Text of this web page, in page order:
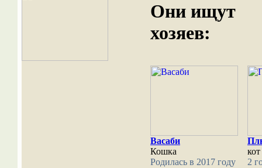
Они ищут
хозяев:
Васаби
Кошка
Родилась в 2017 году
кот
2